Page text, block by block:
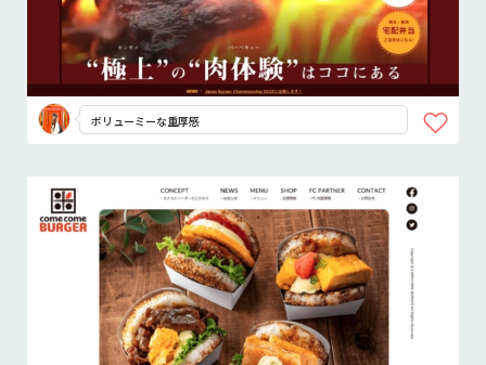
ボリューミーな重厚感